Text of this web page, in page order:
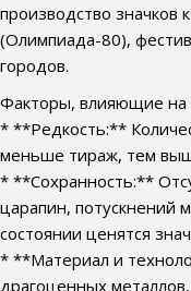
производство значков
(Олимпиада-80),
городов.
Факторы, влияющие на
* **Редкость:**
меньше тираж, тем
* **Сохранность:**
царапин, потускнений
состоянии ценятся
* **Материал и
драгоценных